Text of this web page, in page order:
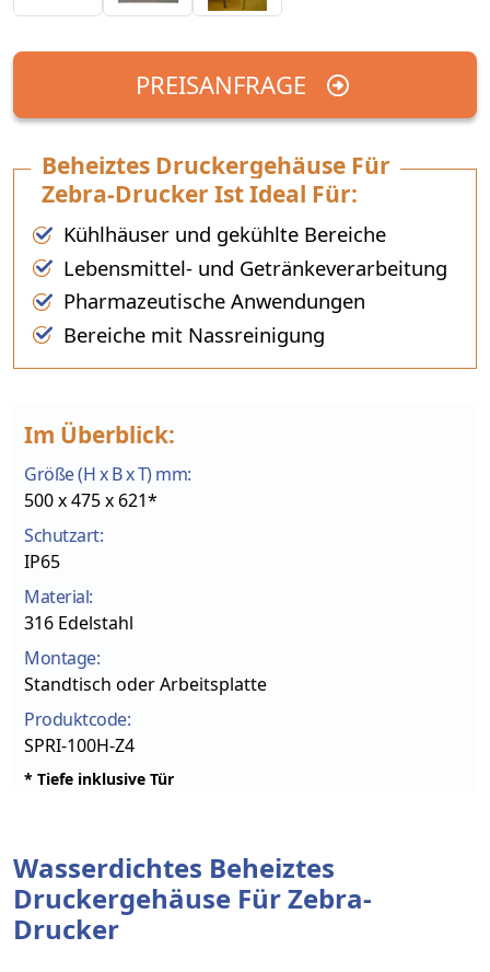
PREISANFRAGE
Beheiztes Druckergehäuse Für
Zebra-Drucker Ist Ideal Für:
Kühlhäuser und gekühlte Bereiche
Lebensmittel- und Getränkeverarbeitung
Pharmazeutische Anwendungen
Bereiche mit Nassreinigung
Im Überblick:
Größe (H x B x T) mm:
500 x 475 x 621*
Schutzart:
IP65
Material:
316 Edelstahl
Montage:
Standtisch oder Arbeitsplatte
Produktcode:
SPRI-100H-Z4
* Tiefe inklusive Tür
Wasserdichtes Beheiztes
Druckergehäuse Für Zebra-
Drucker